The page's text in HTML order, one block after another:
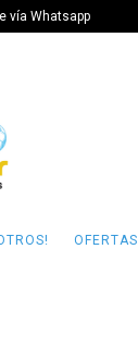
vía Whatsapp
OFERTAS